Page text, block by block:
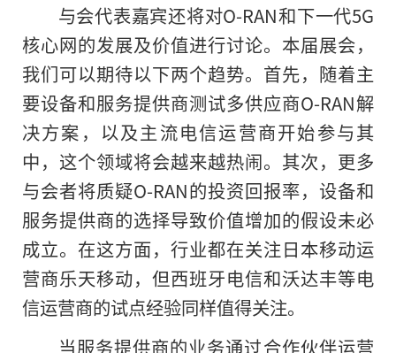
与会代表嘉宾还将对O-RAN和下一代5G
核心网的发展及价值进行讨论。本届展会，
我们可以期待以下两个趋势。首先，随着主
要设备和服务提供商测试多供应商O-RAN解
决方案，以及主流电信运营商开始参与其
中，这个领域将会越来越热闹。其次，更多
与会者将质疑O-RAN的投资回报率，设备和
服务提供商的选择导致价值增加的假设未必
成立。在这方面，行业都在关注日本移动运
营商乐天移动，但西班牙电信和沃达丰等电
信运营商的试点经验同样值得关注。
当服务提供商的业务通过合作伙伴运营